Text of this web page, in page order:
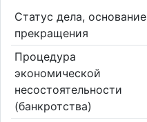
Статус дела, основание
прекращения
Процедура
экономической
несостоятельности
(банкротства)